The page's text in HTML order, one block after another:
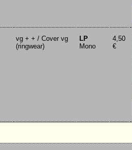
vg + + / Cover vg
(ringwear)
LP
Mono
4,50
€